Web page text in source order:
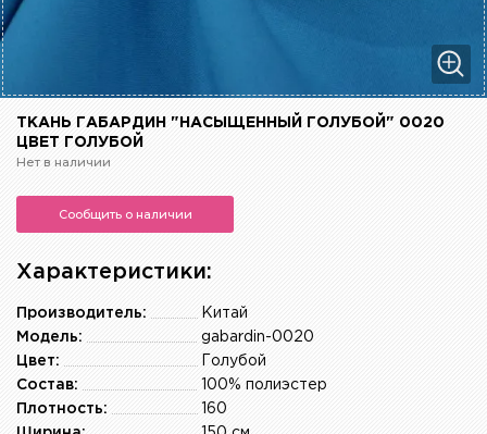
ТКАНЬ ГАБАРДИН "НАСЫЩЕННЫЙ ГОЛУБОЙ" 0020
ЦВЕТ ГОЛУБОЙ
Нет в наличии
Сообщить о наличии
Характеристики:
Китай
Производитель:
gabardin-0020
Модель:
Голубой
Цвет:
100% полиэстер
Состав:
160
Плотность: